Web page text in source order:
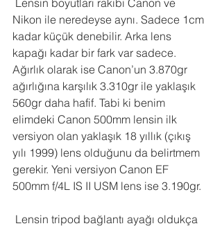
Nikon ile neredeyse aynı. Sadece 1cm
kadar küçük denebilir. Arka lens
kapağı kadar bir fark var sadece.
Ağırlık olarak ise Canon’un 3.870gr
ağırlığına karşılık 3.310gr ile yaklaşık
560gr daha hafif. Tabi ki benim
elimdeki Canon 500mm lensin ilk
versiyon olan yaklaşık 18 yıllık (çıkış
yılı 1999) lens olduğunu da belirtmem
gerekir. Yeni versiyon Canon EF
500mm f/4L IS II USM lens ise 3.190gr.